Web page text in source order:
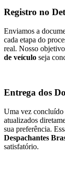
Registro no
Enviamos a
cada etapa do
real. Nosso
de veículo seja
Entrega dos
Uma vez concluído
atualizados
sua preferência.
Despachantes
satisfatório.